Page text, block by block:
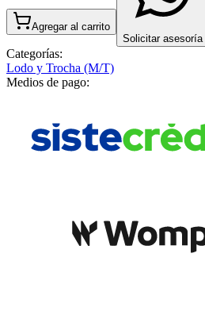
Agregar al carrito
Solicitar asesoría
Categorías:
Lodo y Trocha (M/T)
Medios de pago: